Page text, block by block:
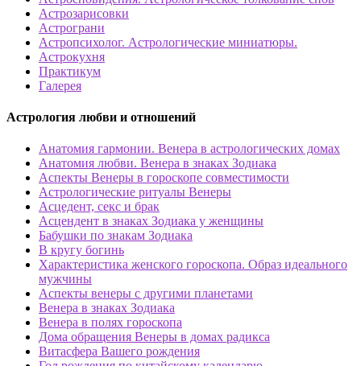
Астрозарисовки
Астрограни
Астропсихолог. Астрологические миниатюры.
Астрокухня
Практикум
Галерея
Астрология любви и отношений
Анатомия гармонии. Венера в астрологических домах
Анатомия любви. Венера в знаках Зодиака
Аспекты Венеры в гороскопе совместимости
Астрологические ритуалы Венеры
Асцедент, секс и брак
Асцендент в знаках Зодиака у женщины
Бабушки по знакам Зодиака
В кругу богинь
Характеристика женского гороскопа. Образ идеального
мужчины
Аспекты венеры с другими планетами
Венера в знаках Зодиака
Венера в полях гороскопа
Дома обращения Венеры в домах радикса
Витасфера Вашего рождения